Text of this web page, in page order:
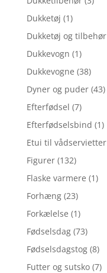
Dukketøj (1)
Dukketøj og tilbehør
Dukkevogn (1)
Dukkevogne (38)
Dyner og puder (43)
Efterfødsel (7)
Efterfødselsbind (1)
Etui til vådservietter
Figurer (132)
Flaske varmere (1)
Forhæng (23)
Forkælelse (1)
Fødselsdag (73)
Fødselsdagstog (8)
Futter og sutsko (7)